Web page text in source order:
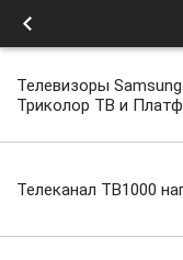
Телевизоры
Триколор ТВ и
Телеканал ТВ1000